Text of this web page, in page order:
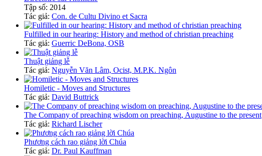
Tập số: 2014
Tác giả: Con. de Cultu Divino et Sacra
Fulfilled in our hearing: History and method of christian preaching
Tác giả: Guerric DeBona, OSB
Thuật giảng lễ
Tác giả: Nguyễn Văn Lâm, Ocist, M.P.K. Ngôn
Homiletic - Moves and Structures
Tác giả: David Buttrick
The Company of preaching wisdom on preaching, Augustine to the present
Tác giả: Richard Lischer
Phương cách rao giảng lời Chúa
Tác giả: Dr. Paul Kauffman